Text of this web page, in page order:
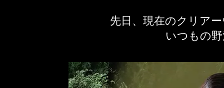
先日、現在のクリア
いつもの